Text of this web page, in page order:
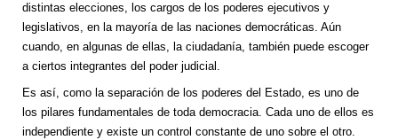
distintas elecciones, los cargos de los poderes ejecutivos y
legislativos, en la mayoría de las naciones democráticas. Aún
cuando, en algunas de ellas, la ciudadanía, también puede escoger
a ciertos integrantes del poder judicial.
Es así, como la separación de los poderes del Estado, es uno de
los pilares fundamentales de toda democracia. Cada uno de ellos es
independiente y existe un control constante de uno sobre el otro.